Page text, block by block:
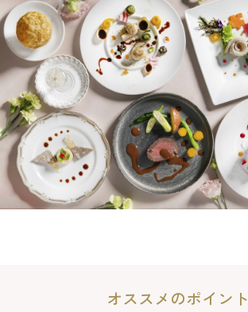
オススメのポイント